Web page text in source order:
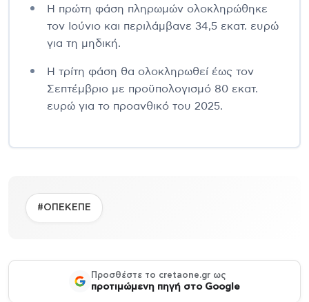
Η πρώτη φάση πληρωμών ολοκληρώθηκε
τον Ιούνιο και περιλάμβανε 34,5 εκατ. ευρώ
για τη μηδική.
Η τρίτη φάση θα ολοκληρωθεί έως τον
Σεπτέμβριο με προϋπολογισμό 80 εκατ.
ευρώ για το προανθικό του 2025.
#ΟΠΕΚΕΠΕ
Προσθέστε το cretaone.gr ως
προτιμώμενη πηγή στο Google